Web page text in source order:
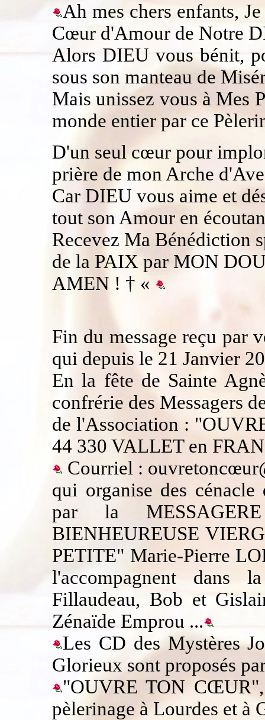
Ah mes chers enfants,
Cœur d'Amour de Notre
Alors DIEU vous bénit,
sous son manteau de
Mais unissez vous à Mes
monde entier par ce
D'un seul cœur pour
prière de mon Arche
Car DIEU vous aime et
tout son Amour en
Recevez Ma Bénédiction
de la PAIX par MON
AMEN ! † «
Fin du message reçu par
qui depuis le 21 Janvier
En la fête de Sainte
confrérie des Messagers
de l'Association :
44 330 VALLET en
Courriel :
qui organise des
par la
BIENHEUREUSE
PETITE" Marie-Pierre
l'accompagnent dans
Fillaudeau, Bob et
Zénaïde Emprou ...
Les CD des Mystères
Glorieux sont proposés
"OUVRE TON
pèlerinage à Lourdes et